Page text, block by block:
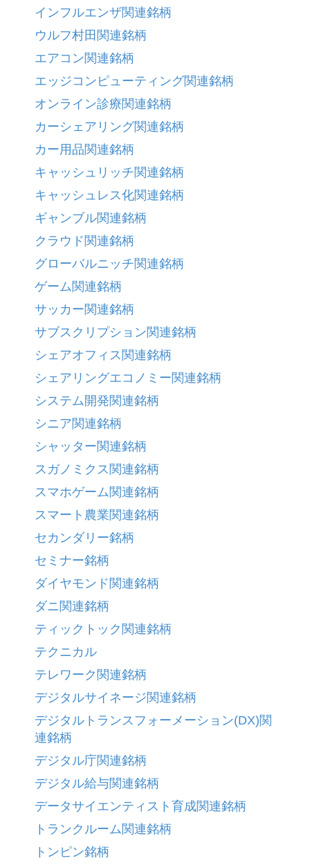
インフルエンザ関連銘柄
ウルフ村田関連銘柄
エアコン関連銘柄
エッジコンピューティング関連銘柄
オンライン診療関連銘柄
カーシェアリング関連銘柄
カー用品関連銘柄
キャッシュリッチ関連銘柄
キャッシュレス化関連銘柄
ギャンブル関連銘柄
クラウド関連銘柄
グローバルニッチ関連銘柄
ゲーム関連銘柄
サッカー関連銘柄
サブスクリプション関連銘柄
シェアオフィス関連銘柄
シェアリングエコノミー関連銘柄
システム開発関連銘柄
シニア関連銘柄
シャッター関連銘柄
スガノミクス関連銘柄
スマホゲーム関連銘柄
スマート農業関連銘柄
セカンダリー銘柄
セミナー銘柄
ダイヤモンド関連銘柄
ダニ関連銘柄
ティックトック関連銘柄
テクニカル
テレワーク関連銘柄
デジタルサイネージ関連銘柄
デジタルトランスフォーメーション(DX)関
連銘柄
デジタル庁関連銘柄
デジタル給与関連銘柄
データサイエンティスト育成関連銘柄
トランクルーム関連銘柄
トンピン銘柄